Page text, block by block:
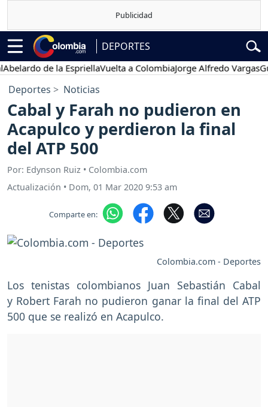
DEPORTES
de la EspriellaVuelta a ColombiaJorge Alfredo Vargas
Deportes Noticias
Cabal y Farah no pudieron en
Acapulco y perdieron la final
del ATP 500
Por: Edynson Ruiz • Colombia.com
Actualización • Dom, 01 Mar 2020 9:53 am
Comparte en:
Colombia.com - Deportes
Los tenistas colombianos Juan Sebastián Cabal
y Robert Farah no pudieron ganar la final del ATP
500 que se realizó en Acapulco.